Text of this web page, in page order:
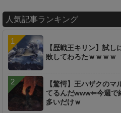
人気記事ランキング
【歴戦王キリン】試
敗してわろたｗｗｗｗ
【驚愕】王ハザクの
てるんだwww⇐今週で
多いだけｗ